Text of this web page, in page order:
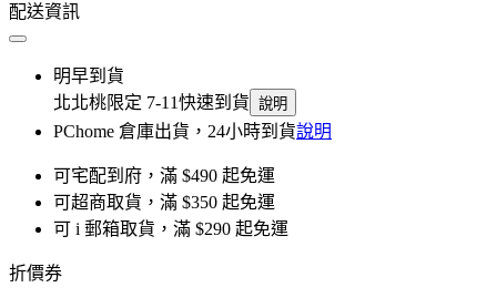
配送資訊
明早到貨
北北桃限定 7-11快速到貨 說明
PChome 倉庫出貨，24小時到貨說明
可宅配到府，滿 $490 起免運
可超商取貨，滿 $350 起免運
可 i 郵箱取貨，滿 $290 起免運
折價券